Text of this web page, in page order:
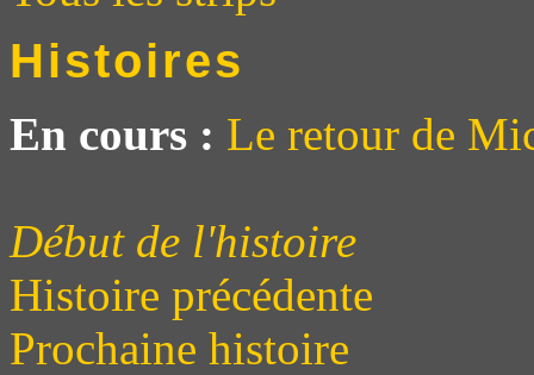
Histoires
En cours : Le retour de
Début de l'histoire
Histoire précédente
Prochaine histoire